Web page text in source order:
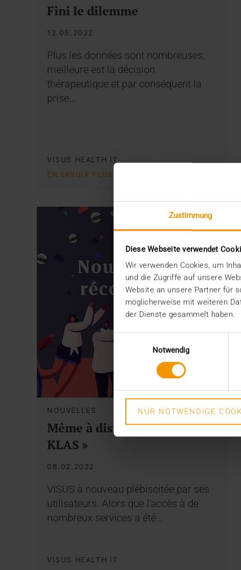
Zustimmung
Diese Webseite verwendet
Wir verwenden Cookies, um
und die Zugriffe auf unsere
Website an unsere Partner für
möglicherweise mit weiteren
der Dienste gesammelt haben.
Einwilligungsauswahl
Notwendig
NUR NOTWENDIGE
Fini le dilemme
12.05.2022
Plus les données sont nombreuses,
meilleure est la décision
thérapeutique et par conséquent la
prise…
VISUS HEALTH IT
EN SAVOIR PLUS
NOUVELLES
Même à distance – « Best in
KLAS »
08.02.2022
VISUS à nouveau plébiscitée par ses
utilisateurs. Alors que l'accès à de
nombreux services a été…
VISUS HEALTH IT